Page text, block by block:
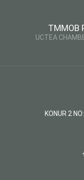
TMMOB
UCTEA
KONUR 2